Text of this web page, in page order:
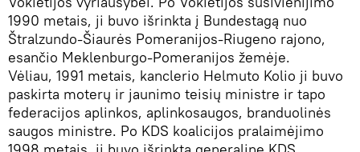
1990 metais, ji buvo išrinkta į Bundestagą nuo
Štralzundo-Šiaurės Pomeranijos-Riugeno rajono,
esančio Meklenburgo-Pomeranijos žemėje.
Vėliau, 1991 metais, kanclerio Helmuto Kolio ji buvo
paskirta moterų ir jaunimo teisių ministre ir tapo
federacijos aplinkos, aplinkosaugos, branduolinės
saugos ministre. Po KDS koalicijos pralaimėjimo